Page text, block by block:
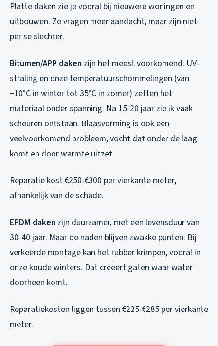
Platte daken zie je vooral bij nieuwere woningen en
uitbouwen. Ze vragen meer aandacht, maar zijn niet
per se slechter.
Bitumen/APP daken zijn het meest voorkomend. UV-
straling en onze temperatuurschommelingen (van
−10°C in winter tot 35°C in zomer) zetten het
materiaal onder spanning. Na 15-20 jaar zie ik vaak
scheuren ontstaan. Blaasvorming is ook een
veelvoorkomend probleem, vocht dat onder de laag
komt en door warmte uitzet.
Reparatie kost €250-€300 per vierkante meter,
afhankelijk van de schade.
EPDM daken zijn duurzamer, met een levensduur van
30-40 jaar. Maar de naden blijven zwakke punten. Bij
verkeerde montage kan het rubber krimpen, vooral in
onze koude winters. Dat creëert gaten waar water
doorheen komt.
Reparatiekosten liggen tussen €225-€285 per vierkante
meter.